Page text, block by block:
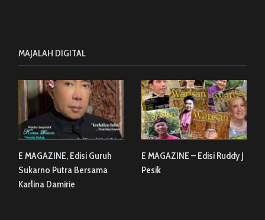
MAJALAH DIGITAL
E MAGAZINE, Edisi Guruh
Sukarno Putra Bersama
Karlina Damirie
E MAGAZINE – Edisi Ruddy J
Pesik